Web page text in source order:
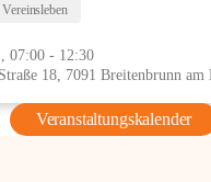
07:00 - 12:30
Veranstaltungskalender